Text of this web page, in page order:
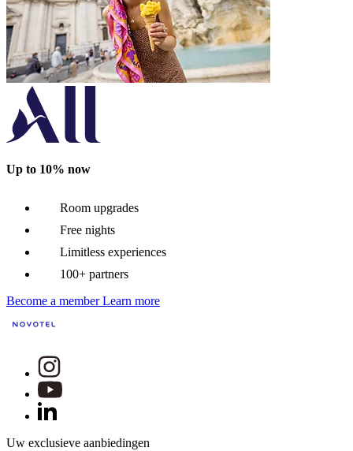
Up to 10% now
Room upgrades
Free nights
Limitless experiences
100+ partners
Become a member Learn more
Uw exclusieve aanbiedingen